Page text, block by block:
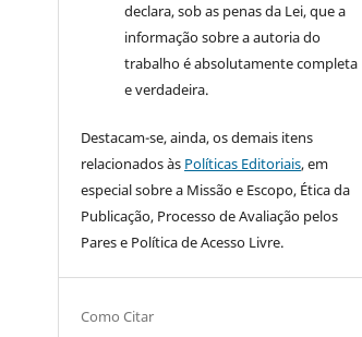
declara, sob as penas da Lei, que a
informação sobre a autoria do
trabalho é absolutamente completa
e verdadeira.
Destacam-se, ainda, os demais itens
relacionados às Políticas Editoriais, em
especial sobre a Missão e Escopo, Ética da
Publicação, Processo de Avaliação pelos
Pares e Política de Acesso Livre.
Como Citar